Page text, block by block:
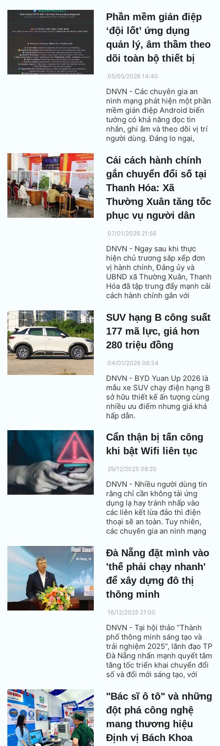
Phần mềm gián điệp
‘đội lốt’ ứng dụng
quản lý, âm thầm theo
dõi toàn bộ thiết bị
05/05/2026 14:40
DNVN - Các chuyên gia an
ninh mạng phát hiện một phần
mềm gián điệp Android biến
tướng có khả năng đọc tin
nhắn, ghi âm và theo dõi vị trí
người dùng. Đáng lo ngại,
dưới dạng dịch vụ, dễ dàng bị
lợi dụng và khó nhận diện.
Cải cách hành chính
gắn chuyển đổi số tại
Thanh Hóa: Xã
Thường Xuân tăng tốc
phục vụ người dân
07/01/2026 21:56
DNVN - Ngay sau khi thực
hiện chủ trương sắp xếp đơn
vị hành chính, Đảng ủy và
UBND xã Thường Xuân, Thanh
Hóa đã tập trung đẩy mạnh cải
cách hành chính gắn với
tới xây dựng nền hành chính
hiện đại, minh bạch, lấy sự hài
lòng của người dân và doanh
nghiệp làm thước đo chất
lượng phục vụ.
SUV hạng B công suất
177 mã lực, giá hơn
280 triệu đồng
04/01/2026 06:34
DNVN - BYD Yuan Up 2026 là
mẫu xe SUV chạy điện hạng B
sở hữu thiết kế ấn tượng cùng
nhiều ưu điểm nhưng giá khá
hấp dẫn.
Cẩn thận bị tấn công
khi bật Wifi liên tục
29/12/2025 08:20
DNVN - Nhiều người dùng tin
rằng chỉ cần không tải ứng
dụng lạ hay tránh nhấp vào
các liên kết lừa đảo thì điện
thoại sẽ an toàn. Tuy nhiên,
các chuyên gia an ninh mạng
Wifi liên tục nơi công cộng
đang mở ra một cánh cửa rủi
ro khổng lồ cho tin tặc xâm
nhập.
Đà Nẵng đặt mình vào
'thế phải chạy nhanh'
để xây dựng đô thị
thông minh
16/12/2025 21:00
DNVN - Tại hội thảo “Thành
phố thông minh sáng tạo và
trải nghiệm 2025”, lãnh đạo TP
Đà Nẵng nhấn mạnh quyết tâm
tăng tốc triển khai chuyển đổi
số và đổi mới sáng tạo, với
vị thế dẫn đầu trong nước và
hướng tới chuẩn khu vực vào
năm 2030.
"Bác sĩ ô tô" và những
đột phá công nghệ
mang thương hiệu
Định vị Bách Khoa